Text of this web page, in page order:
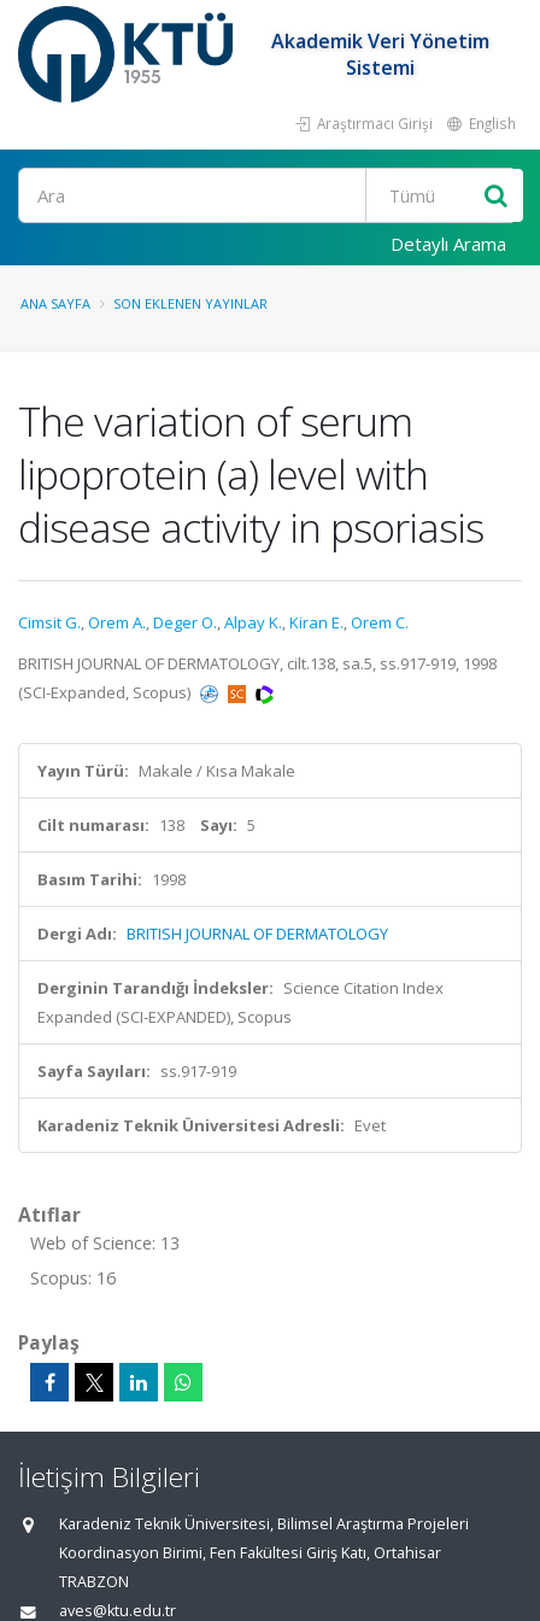
Akademik Veri Yönetim
Sistemi
Araştırmacı Girişi English
Ara
Detaylı Arama
ANA SAYFA SON EKLENEN YAYINLAR
The variation of serum
lipoprotein (a) level with
disease activity in psoriasis
Cimsit G.,Orem A.,Deger O.,Alpay K.,Kiran E.,Orem C.
BRITISH JOURNAL OF DERMATOLOGY, cilt.138, sa.5, ss.917-919, 1998
(SCI-Expanded, Scopus)
Yayın Türü: Makale / Kısa Makale
Cilt numarası: 138 Sayı: 5
Basım Tarihi: 1998
Dergi Adı: BRITISH JOURNAL OF DERMATOLOGY
Derginin Tarandığı İndeksler: Science Citation Index
Expanded (SCI-EXPANDED), Scopus
Sayfa Sayıları: ss.917-919
Karadeniz Teknik Üniversitesi Adresli: Evet
Atıflar
Web of Science: 13
Scopus: 16
Paylaş
İletişim Bilgileri
Karadeniz Teknik Üniversitesi, Bilimsel Araştırma Projeleri
Koordinasyon Birimi, Fen Fakültesi Giriş Katı, Ortahisar
TRABZON
aves@ktu.edu.tr